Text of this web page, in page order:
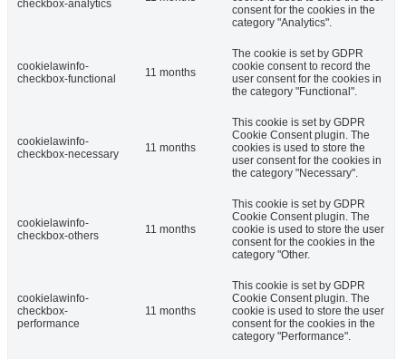
checkbox-analytics
consent for the cookies in the
category "Analytics".
cookielawinfo-
checkbox-functional
11 months
The cookie is set by GDPR
cookie consent to record the
user consent for the cookies in
the category "Functional".
cookielawinfo-
checkbox-necessary
11 months
This cookie is set by GDPR
Cookie Consent plugin. The
cookies is used to store the
user consent for the cookies in
the category "Necessary".
cookielawinfo-
checkbox-others
11 months
This cookie is set by GDPR
Cookie Consent plugin. The
cookie is used to store the user
consent for the cookies in the
category "Other.
cookielawinfo-
checkbox-
performance
11 months
This cookie is set by GDPR
Cookie Consent plugin. The
cookie is used to store the user
consent for the cookies in the
category "Performance".